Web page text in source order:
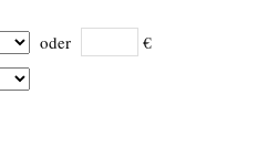
oder €